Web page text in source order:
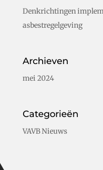
Denkrichtingen
asbestregelgeving
Archieven
mei 2024
Categorieën
VAVB Nieuws